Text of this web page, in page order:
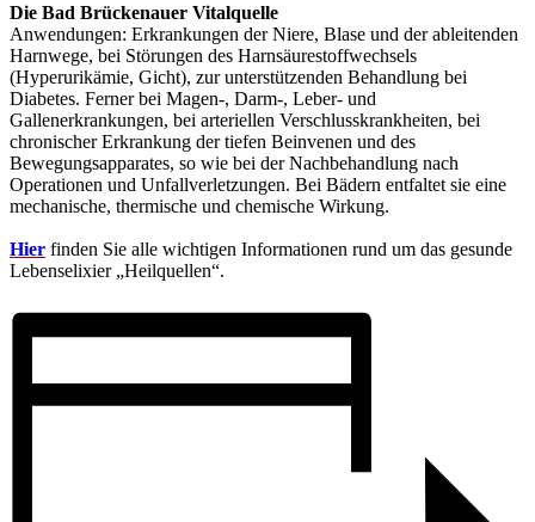
Die Bad Brückenauer Vitalquelle
Anwendungen: Erkrankungen der Niere, Blase und derableitenden
Harnwege, bei Störungen des Harnsäurestoffwechsels
(Hyperurikämie, Gicht), zur unterstützenden Behandlung bei
Diabetes. Ferner bei Magen-, Darm-, Leber- und
Gallenerkrankungen, bei arteriellen Verschlusskrankheiten, bei
chronischer Erkrankung der tiefen Beinvenen und des
Bewegungsapparates, so wie bei der Nachbehandlung nach
Operationen und Unfallverletzungen. Bei Bädern entfaltet sie eine
mechanische, thermische und chemische Wirkung.
Hier finden Sie alle wichtigen Informationen rund um das gesunde
Lebenselixier „Heilquellen“.